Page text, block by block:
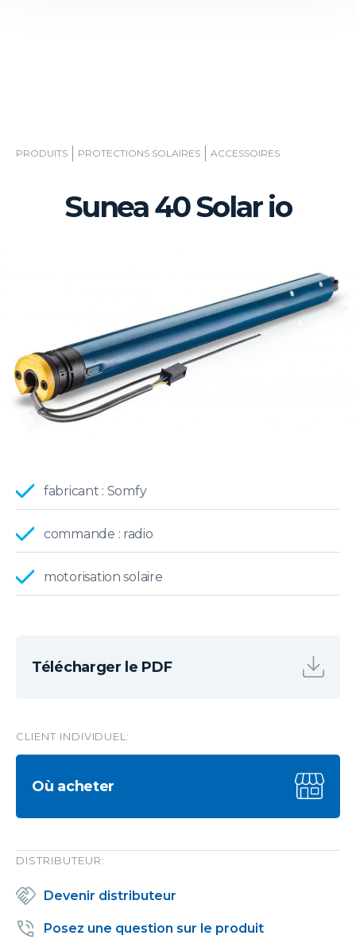
PRODUITS PROTECTIONS SOLAIRES ACCESSOIRES
Sunea 40 Solar io
fabricant : Somfy
commande : radio
motorisation solaire
Télécharger le PDF
CLIENT INDIVIDUEL:
Où acheter
DISTRIBUTEUR:
Devenir distributeur
Posez une question sur le produit